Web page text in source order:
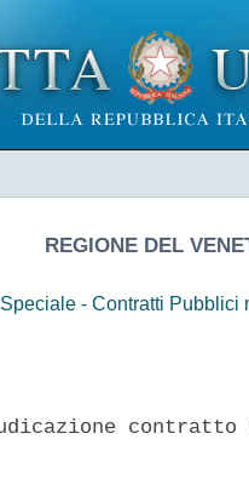
REGIONE DEL
- Contratti Pubblici
contratto